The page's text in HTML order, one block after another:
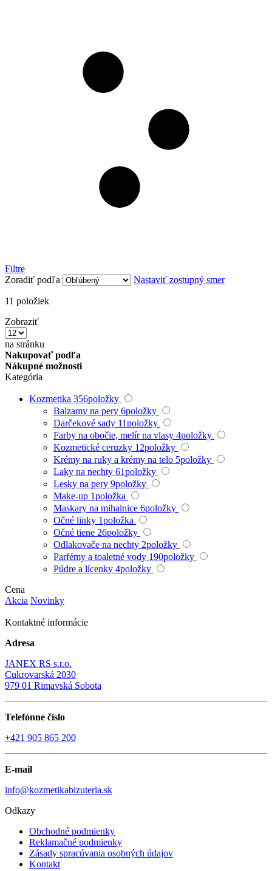
Filtre
Zoradiť podľa
Nastaviť zostupný smer
11 položiek
Zobraziť
na stránku
Nakupovať podľa
Nákupné možnosti
Kategória
Kozmetika 356položky
Balzamy na pery 6položky
Darčekové sady 11položky
Farby na obočie, melír na vlasy 4položky
Kozmetické ceruzky 12položky
Krémy na ruky a krémy na telo 5položky
Laky na nechty 61položky
Lesky na pery 9položky
Make-up 1položka
Maskary na mihalnice 6položky
Očné linky 1položka
Očné tiene 26položky
Odlakovače na nechty 2položky
Parfémy a toaletné vody 190položky
Púdre a lícenky 4položky
Vody po holení
Kozmetická galantéria
Holiace strojčeky, holiace súpravy, britvy, žiletky
10položky
Hrebene, štetce, zrezávače na vlasy
Hubky kozmetické a kúpeľové, rukavica peelingová
26
Hygienické súpravy, mydelničky, púzdra na zubné
kefky, poháre
Manikúrové súpravy
Ozdoby na nechty a šablóny na francúzku manikúru
81položky
Pemzy na nohy, rašple na nohy, kefky na ruky a kefy
na telo
Cena
Akcia Novinky
Kontaktné informácie
Adresa
JANEX RS s.r.o.
Cukrovarská 2030
979 01 Rimavská Sobota
Telefónne číslo
+421 905 865 200
E-mail
info@kozmetikabizuteria.sk
Odkazy
Obchodné podmienky
Reklamačné podmienky
Zásady spracúvania osobných údajov
Kontakt